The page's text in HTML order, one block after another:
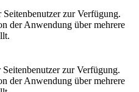
Metriken genutzte Cookies.